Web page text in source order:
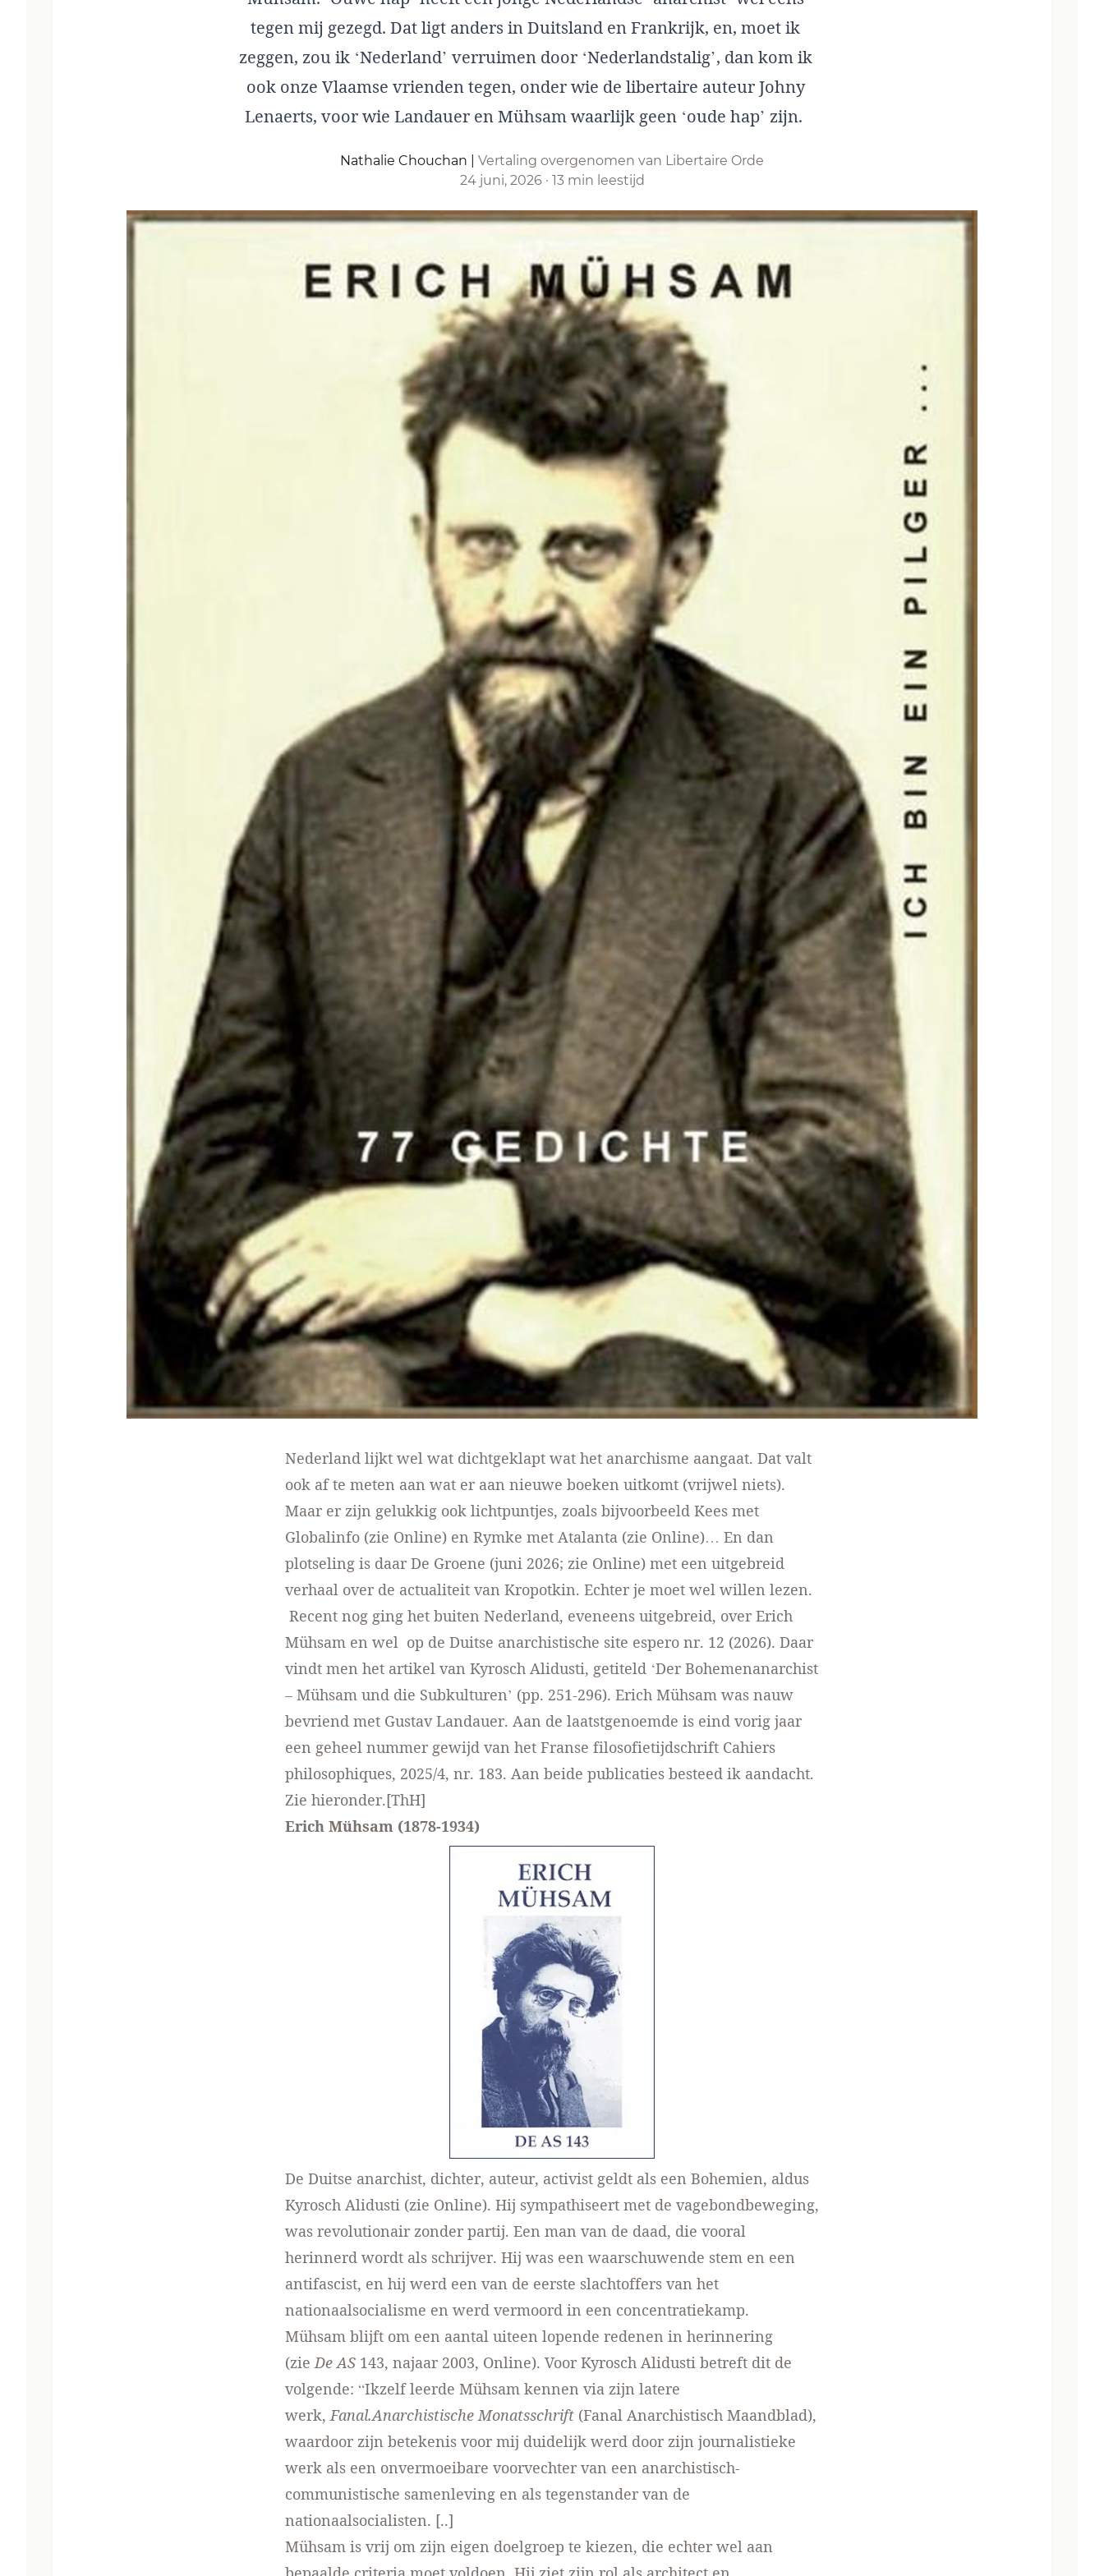
tegen mij gezegd. Dat ligt anders in Duitsland en Frankrijk, en, moet ik
zeggen, zou ik ‘Nederland’ verruimen door ‘Nederlandstalig’, dan kom ik
ook onze Vlaamse vrienden tegen, onder wie de libertaire auteur Johny
Lenaerts, voor wie Landauer en Mühsam waarlijk geen ‘oude hap’ zijn.
Nathalie Chouchan
Vertaling overgenomen van Libertaire Orde
24 juni, 2026 · 13 min leestijd
Nederland lijkt wel wat dichtgeklapt wat het anarchisme aangaat. Dat valt
ook af te meten aan wat er aan nieuwe boeken uitkomt (vrijwel niets).
Maar er zijn gelukkig ook lichtpuntjes, zoals bijvoorbeeld Kees met
Globalinfo (zie Online) en Rymke met Atalanta (zie Online)… En dan
plotseling is daar De Groene (juni 2026; zie Online) met een uitgebreid
verhaal over de actualiteit van Kropotkin. Echter je moet wel willen lezen.
Recent nog ging het buiten Nederland, eveneens uitgebreid, over Erich
Mühsam en wel op de Duitse anarchistische site espero nr. 12 (2026). Daar
vindt men het artikel van Kyrosch Alidusti, getiteld ‘Der Bohemenanarchist
– Mühsam und die Subkulturen’ (pp. 251-296). Erich Mühsam was nauw
bevriend met Gustav Landauer. Aan de laatstgenoemde is eind vorig jaar
een geheel nummer gewijd van het Franse filosofietijdschrift Cahiers
philosophiques, 2025/4, nr. 183. Aan beide publicaties besteed ik aandacht.
Zie hieronder.[ThH]
Erich Mühsam (1878-1934)
De Duitse anarchist, dichter, auteur, activist geldt als een Bohemien, aldus
Kyrosch Alidusti (zie Online). Hij sympathiseert met de vagebondbeweging,
was revolutionair zonder partij. Een man van de daad, die vooral
herinnerd wordt als schrijver. Hij was een waarschuwende stem en een
antifascist, en hij werd een van de eerste slachtoffers van het
nationaalsocialisme en werd vermoord in een concentratiekamp.
Mühsam blijft om een aantal uiteen lopende redenen in herinnering
(zieDe AS 143, najaar 2003, Online). Voor Kyrosch Alidusti betreft dit de
volgende: “Ikzelf leerde Mühsam kennen via zijn latere
werk,Fanal.Anarchistische Monatsschrift (Fanal Anarchistisch Maandblad),
waardoor zijn betekenis voor mij duidelijk werd door zijn journalistieke
werk als een onvermoeibare voorvechter van een anarchistisch-
communistische samenleving en als tegenstander van de
nationaalsocialisten. [..]
Mühsam is vrij om zijn eigen doelgroep te kiezen, die echter wel aan